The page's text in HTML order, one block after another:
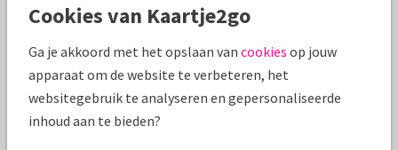
Mooie extra's bij je kaart
Cookies van Kaartje2go
Ga je akkoord met het opslaan van cookies op jouw
apparaat om de website te verbeteren, het
websitegebruik te analyseren en gepersonaliseerde
inhoud aan te bieden?